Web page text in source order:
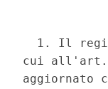
1. Il
cui all'art.